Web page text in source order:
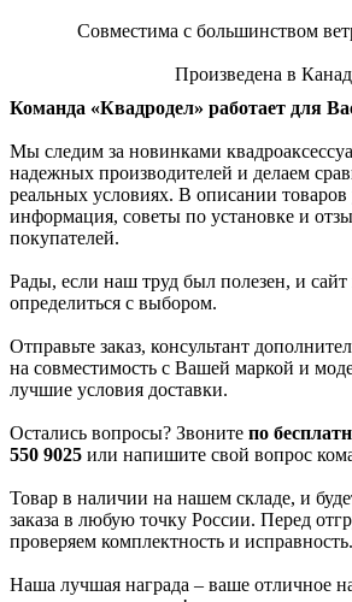
Совместима с большинством
Произведена в
Команда «Квадродел» работает для
Мы следим за новинками
надежных производителей и делаем
реальных условиях. В описании товаров
информация, советы по установке и
покупателей.
Рады, если наш труд был полезен, и
определиться с выбором.
Отправьте заказ, консультант
на совместимость с Вашей маркой и
лучшие условия доставки.
Остались вопросы? Звоните по
550 9025 или напишите свой вопрос
Товар в наличии на нашем складе, и
заказа в любую точку России. Перед
проверяем комплектность и исправность.
Наша лучшая награда – ваше отличное